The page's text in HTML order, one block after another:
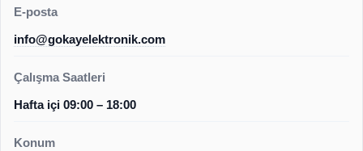
E-posta
info@gokayelektronik.com
Çalışma Saatleri
Hafta içi 09:00 – 18:00
Konum